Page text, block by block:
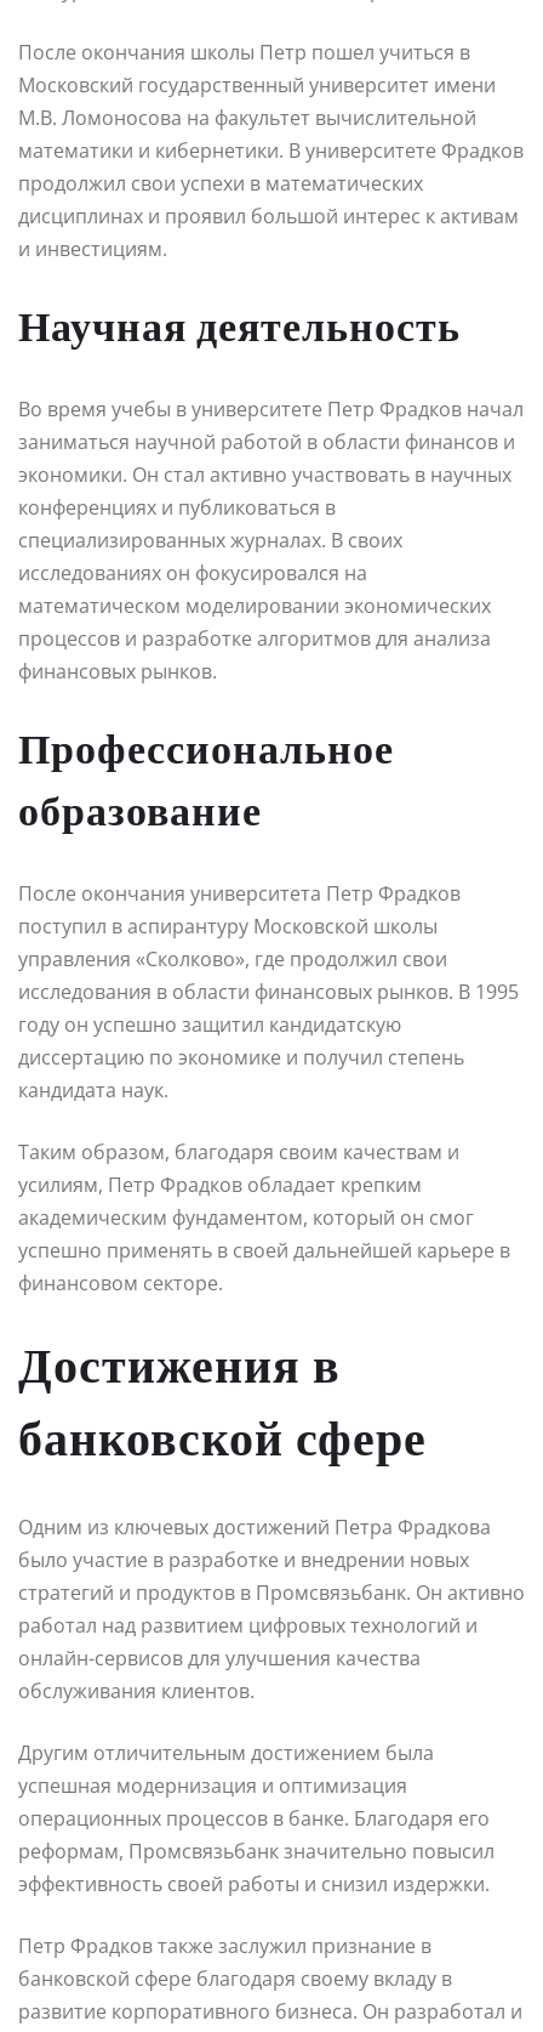
После окончания школы Петр пошел учиться в
Московский государственный университет имени
М.В. Ломоносова на факультет вычислительной
математики и кибернетики. В университете Фрадков
продолжил свои успехи в математических
дисциплинах и проявил большой интерес к активам
и инвестициям.
Научная деятельность
Во время учебы в университете Петр Фрадков начал
заниматься научной работой в области финансов и
экономики. Он стал активно участвовать в научных
конференциях и публиковаться в
специализированных журналах. В своих
исследованиях он фокусировался на
математическом моделировании экономических
процессов и разработке алгоритмов для анализа
финансовых рынков.
Профессиональное
образование
После окончания университета Петр Фрадков
поступил в аспирантуру Московской школы
управления «Сколково», где продолжил свои
исследования в области финансовых рынков. В 1995
году он успешно защитил кандидатскую
диссертацию по экономике и получил степень
кандидата наук.
Таким образом, благодаря своим качествам и
усилиям, Петр Фрадков обладает крепким
академическим фундаментом, который он смог
успешно применять в своей дальнейшей карьере в
финансовом секторе.
Достижения в
банковской сфере
Одним из ключевых достижений Петра Фрадкова
было участие в разработке и внедрении новых
стратегий и продуктов в Промсвязьбанк. Он активно
работал над развитием цифровых технологий и
онлайн-сервисов для улучшения качества
обслуживания клиентов.
Другим отличительным достижением была
успешная модернизация и оптимизация
операционных процессов в банке. Благодаря его
реформам, Промсвязьбанк значительно повысил
эффективность своей работы и снизил издержки.
Петр Фрадков также заслужил признание в
банковской сфере благодаря своему вкладу в
развитие корпоративного бизнеса. Он разработал и